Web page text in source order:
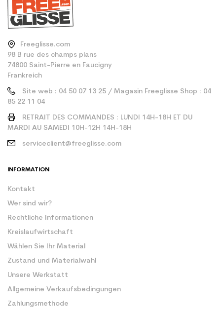
Freeglisse.com
98 B rue des champs plans
74800 Saint-Pierre en Faucigny
Frankreich
Site web : 04 50 07 13 25 / Magasin Freeglisse Shop : 04
85 22 11 04
RETRAIT DES COMMANDES : LUNDI 14H-18H ET DU
MARDI AU SAMEDI 10H-12H 14H-18H
serviceclient@freeglisse.com
INFORMATION
Kontakt
Wer sind wir?
Rechtliche Informationen
Kreislaufwirtschaft
Wählen Sie Ihr Material
Zustand und Materialwahl
Unsere Werkstatt
Allgemeine Verkaufsbedingungen
Zahlungsmethode